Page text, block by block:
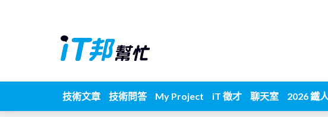
技術文章 技術問答 My Project iT 徵才 聊天室 2026 鐵